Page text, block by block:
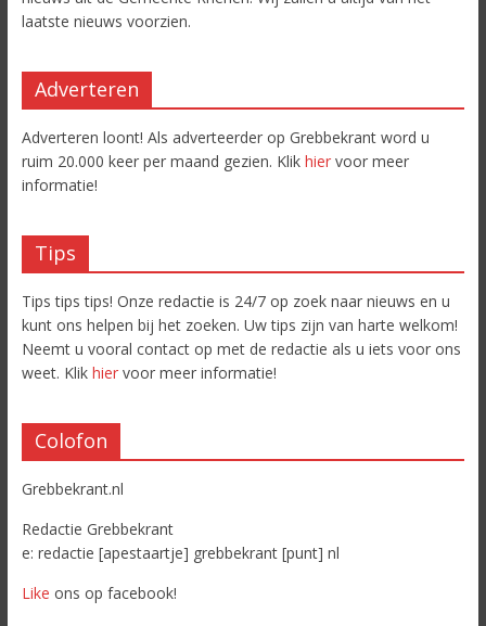
laatste nieuws voorzien.
Adverteren
Adverteren loont! Als adverteerder op Grebbekrant word u
ruim 20.000 keer per maand gezien. Klik hiervoor meer
informatie!
Tips
Tips tips tips! Onze redactie is 24/7 op zoek naar nieuws en u
kunt ons helpen bij het zoeken. Uw tips zijn van harte welkom!
Neemt u vooral contact op met de redactie als u iets voor ons
weet. Klik hiervoor meer informatie!
Colofon
Grebbekrant.nl
Redactie Grebbekrant
e: redactie [apestaartje] grebbekrant [punt] nl
Like ons op facebook!